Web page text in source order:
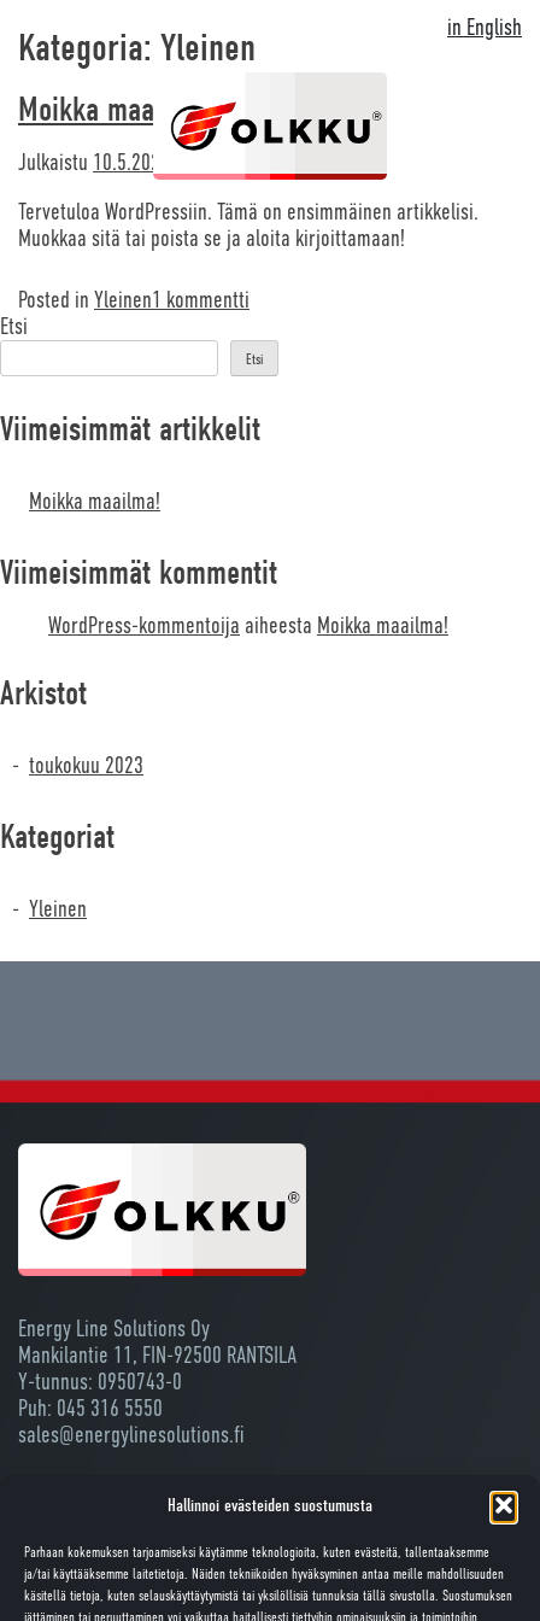
Hallinnoi evästeiden suostumusta
Parhaan kokemuksen tarjoamiseksi käytämme teknologioita, kuten evästeitä, tallentaaksemme
ja/tai käyttääksemme laitetietoja. Näiden tekniikoiden hyväksyminen antaa meille mahdollisuuden
käsitellä tietoja, kuten selauskäyttäytymistä tai yksilöllisiä tunnuksia tällä sivustolla. Suostumuksen
jättäminen tai peruuttaminen voi vaikuttaa haitallisesti tiettyihin ominaisuuksiin ja toimintoihin.
content
in English
Kategoria: Yleinen
Moikka maailma!
Julkaistu 10.5.2023
Tervetuloa WordPressiin. Tämä on ensimmäinen artikkelisi.
Muokkaa sitä tai poista se ja aloita kirjoittamaan!
Posted in Yleinen1 kommentti
maailma!
Etsi
Etsi
Viimeisimmät artikkelit
Moikka maailma!
Viimeisimmät kommentit
WordPress-kommentoija aiheesta Moikka maailma!
Arkistot
toukokuu 2023
Kategoriat
Yleinen
Energy Line Solutions Oy
Mankilantie 11, FIN-92500 RANTSILA
Y-tunnus: 0950743-0
Puh: 045 316 5550
sales@energylinesolutions.fi
Copyright © 2026 Energy line solutions Oy
Webdesign:Neotar Oy, Toteutus:Lucci Oy